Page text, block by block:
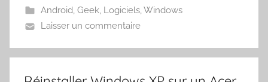
Android, Geek, Logiciels,Windows
Laisser un commentaire